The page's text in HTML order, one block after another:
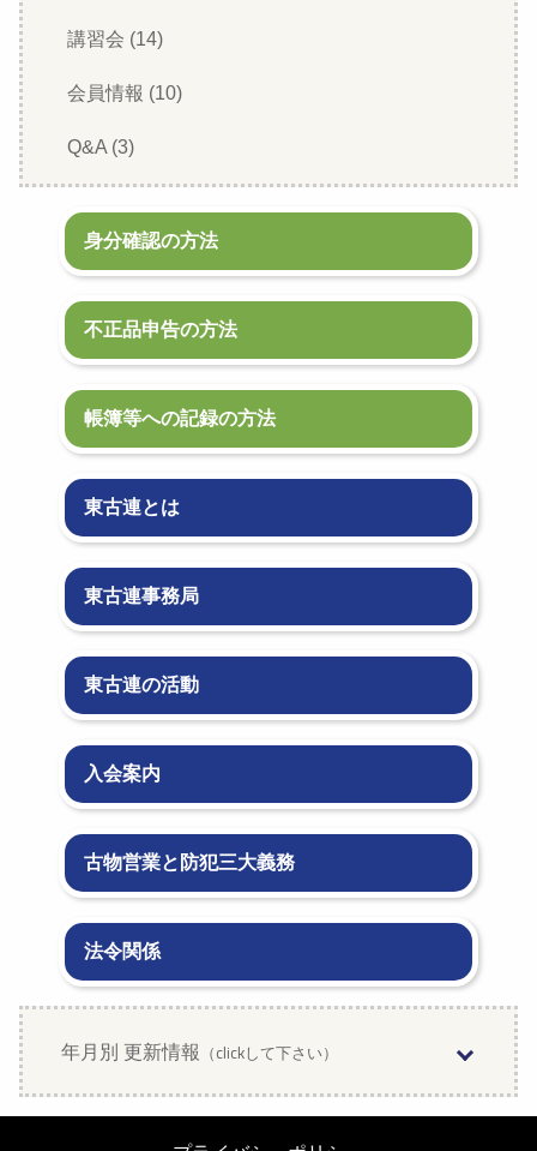
講習会 (14)
会員情報 (10)
Q&A (3)
身分確認の方法
不正品申告の方法
帳簿等への記録の方法
東古連とは
東古連事務局
東古連の活動
入会案内
古物営業と防犯三大義務
法令関係
年月別 更新情報 （clickして下さい）